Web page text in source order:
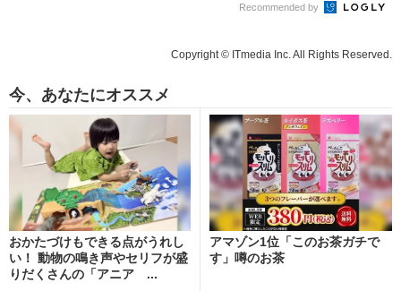
Recommended by
Copyright © ITmedia Inc. All Rights Reserved.
今、あなたにオススメ
おかたづけもできる点がうれし
い！ 動物の鳴き声やセリフが盛
りだくさんの「アニア ...
アマゾン1位「このお茶ガチで
す」噂のお茶